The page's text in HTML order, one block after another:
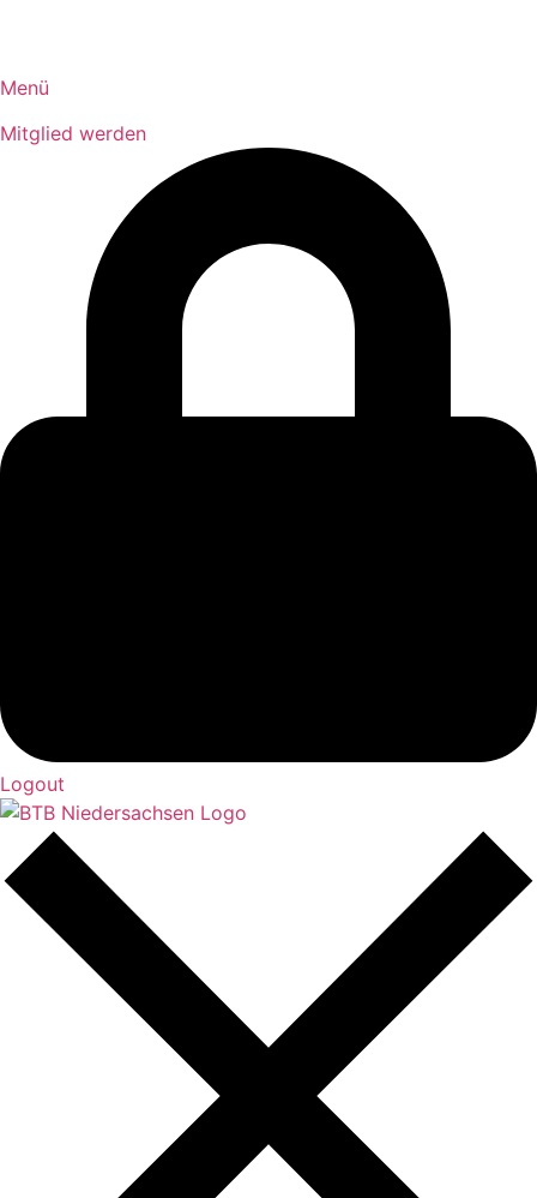
Menü
Mitglied werden
Logout